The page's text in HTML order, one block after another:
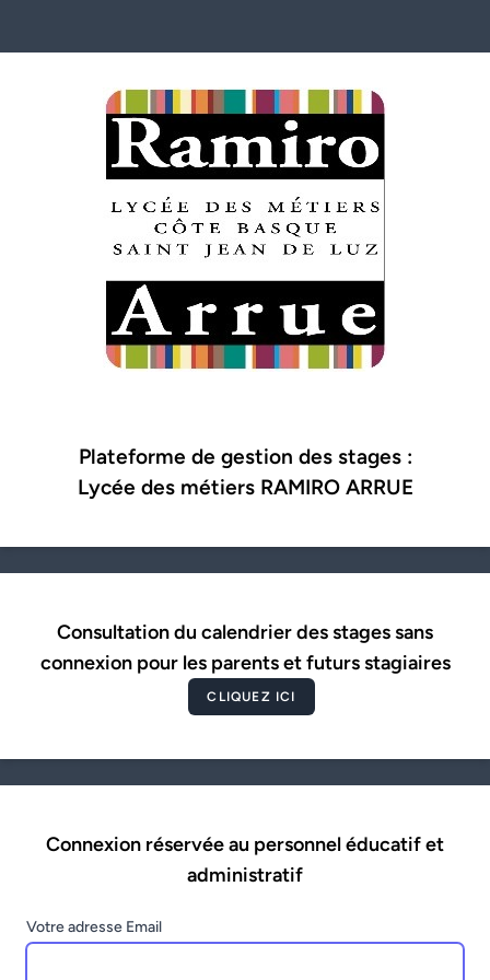
Plateforme de gestion des stages :
Lycée des métiers RAMIRO ARRUE
Consultation du calendrier des stages sans
connexion pour les parents et futurs stagiaires
CLIQUEZ ICI
Connexion réservée au personnel éducatif et
administratif
Votre adresse Email